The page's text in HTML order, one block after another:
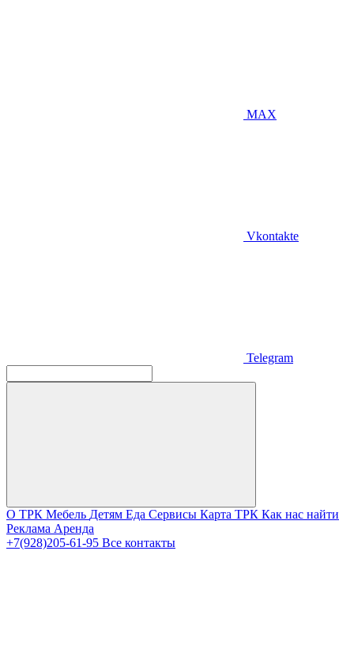
MAX
Vkontakte
Telegram
О ТРК Мебель Детям Еда Сервисы Карта ТРК Как нас найти
Реклама Аренда
+7(928)205-61-95 Все контакты